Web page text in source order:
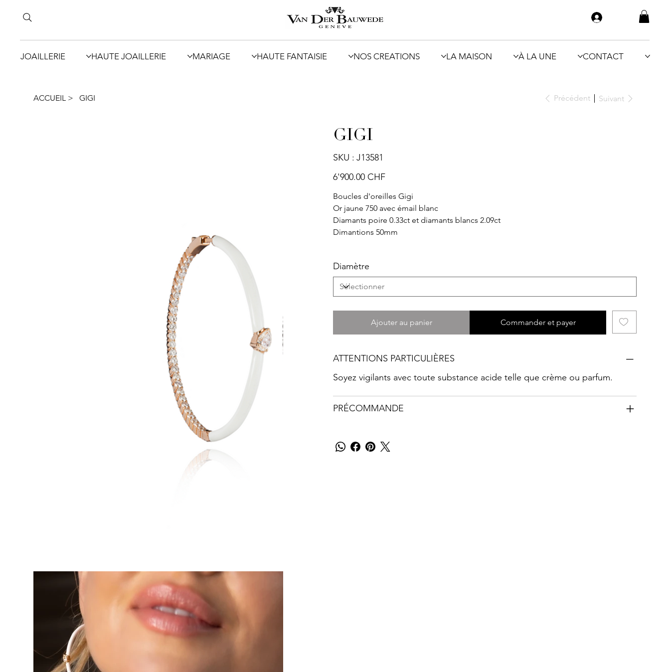
JOAILLERIE HAUTE JOAILLERIE MARIAGE HAUTE FANTAISIE NOS CREATIONS LA MAISON À LA UNE CONTACT
ACCUEIL > GIGI Précédent Suivant
GIGI
SKU :
SKU
J13581
J13581
Prix
6'900.00 CHF
Boucles d'oreilles Gigi
Or jaune 750 avec émail blanc
Diamants poire 0.33ct et diamants blancs 2.09ct
Dimantions 50mm
Diamètre
Ajouter au panier Commander et payer
ATTENTIONS PARTICULIÈRES
Soyez vigilants avec toute substance acide telle que crème ou parfum.
PRÉCOMMANDE